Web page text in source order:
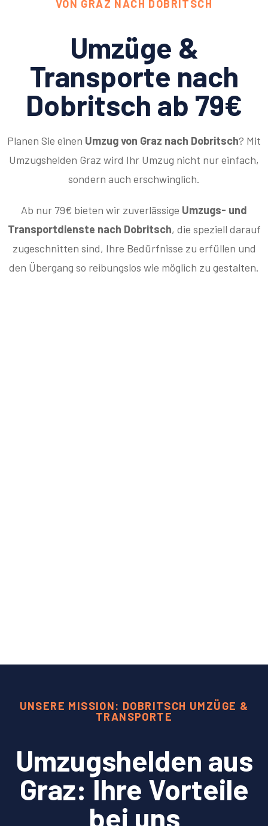
VON GRAZ NACH DOBRITSCH
Umzüge &
Transporte nach
Dobritsch ab 79€
Planen Sie einen Umzug von Graz nach Dobritsch? Mit
Umzugshelden Graz wird Ihr Umzug nicht nur einfach,
sondern auch erschwinglich.
Ab nur 79€ bieten wir zuverlässige Umzugs- und
Transportdienste nach Dobritsch, die speziell darauf
zugeschnitten sind, Ihre Bedürfnisse zu erfüllen und
den Übergang so reibungslos wie möglich zu gestalten.
UNSERE MISSION: DOBRITSCH UMZÜGE &
TRANSPORTE
Umzugshelden aus
Graz: Ihre Vorteile
bei uns